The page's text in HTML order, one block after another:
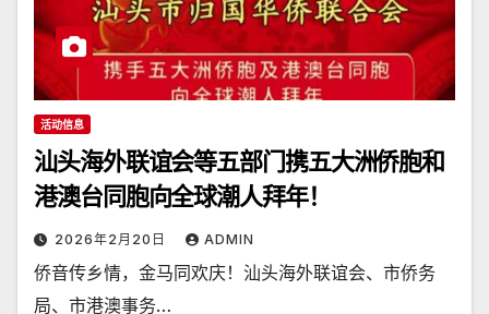
活动信息
汕头海外联谊会等五部门携五大洲侨胞和
港澳台同胞向全球潮人拜年！
2026年2月20日 ADMIN
侨音传乡情，金马同欢庆！汕头海外联谊会、市侨务
局、市港澳事务…